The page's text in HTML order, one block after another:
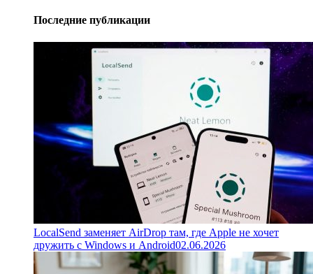
Последние публикации
LocalSend заменяет AirDrop там, где Apple не хочет
дружить с Windows и Android02.06.2026